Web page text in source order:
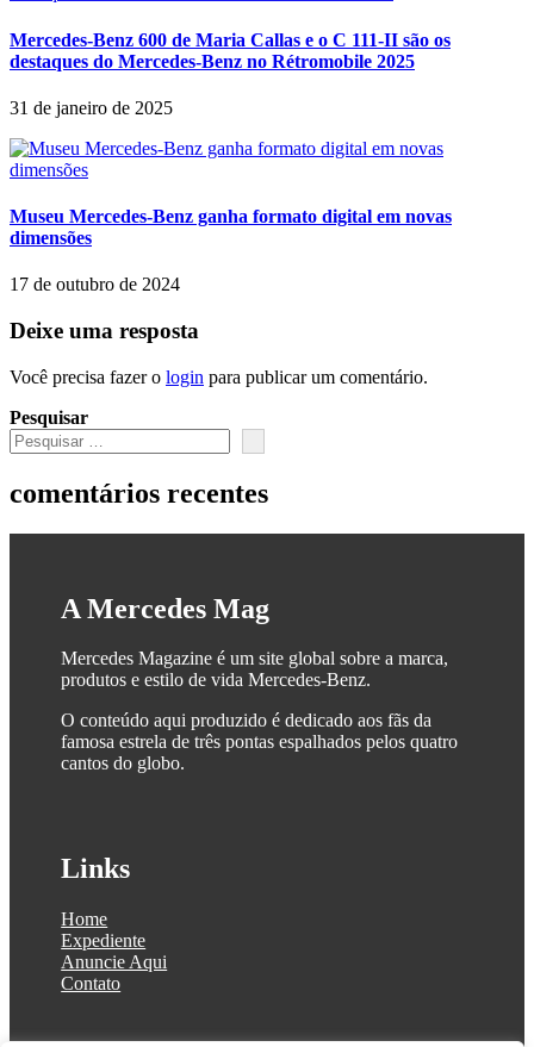
Mercedes-Benz 600 de Maria Callas e o C 111-II são os
destaques do Mercedes-Benz no Rétromobile 2025
31 de janeiro de 2025
Museu Mercedes-Benz ganha formato digital em novas
dimensões
17 de outubro de 2024
Deixe uma resposta
Você precisa fazer o login para publicar um comentário.
Pesquisar
comentários recentes
A Mercedes Mag
Mercedes Magazine é um site global sobre a marca,
produtos e estilo de vida Mercedes-Benz.
O conteúdo aqui produzido é dedicado aos fãs da
famosa estrela de três pontas espalhados pelos quatro
cantos do globo.
Links
Home
Expediente
Anuncie Aqui
Contato